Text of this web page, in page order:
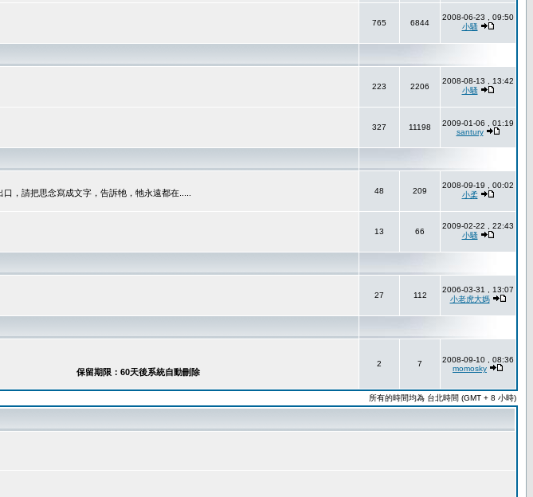
765 6844
2008-06-23 , 09:50
小騷
223 2206
2008-08-13 , 13:42
小騷
327 11198
2009-01-06 , 01:19
santury
，請把思念寫成文字，告訴牠，牠永遠都在..... 48 209
2008-09-19 , 00:02
小柔
13 66
2009-02-22 , 22:43
小騷
27 112
2006-03-31 , 13:07
小老虎大媽
保留期限：60天後系統自動刪除
2 7
2008-09-10 , 08:36
momosky
所有的時間均為 台北時間 (GMT + 8 小時)